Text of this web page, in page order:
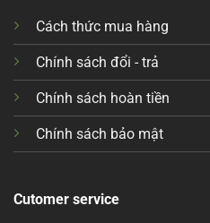
Cách thức mua hàng
Chính sách đổi - trả
Chính sách hoàn tiền
Chính sách bảo mật
Cutomer service